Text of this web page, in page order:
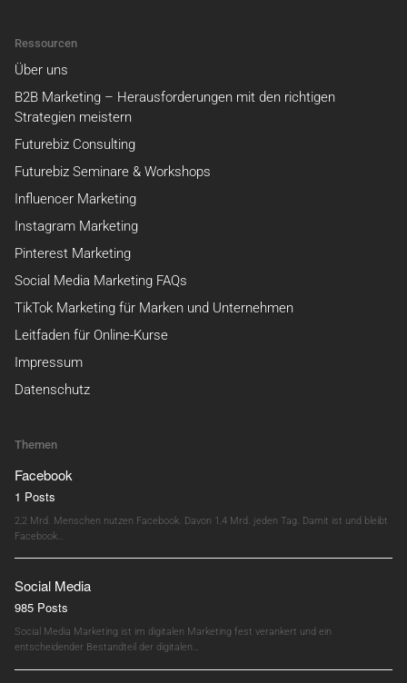
Ressourcen
Über uns
B2B Marketing – Herausforderungen mit den richtigen
Strategien meistern
Futurebiz Consulting
Futurebiz Seminare & Workshops
Influencer Marketing
Instagram Marketing
Pinterest Marketing
Social Media Marketing FAQs
TikTok Marketing für Marken und Unternehmen
Leitfaden für Online-Kurse
Impressum
Datenschutz
Themen
Facebook
1 Posts
2,2 Mrd. Menschen nutzen Facebook. Davon 1,4 Mrd. jeden Tag. Damit ist und bleibt
Facebook…
Social Media
985 Posts
Social Media Marketing ist im digitalen Marketing fest verankert und ein
entscheidender Bestandteil der digitalen…